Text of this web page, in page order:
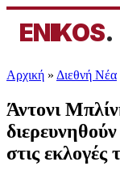
ENIKOS.
Αρχική » Διεθνή Νέα
Άντονι
στις εκλογές